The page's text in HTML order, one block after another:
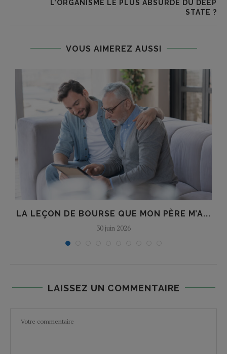
L’ORGANISME LE PLUS ABSURDE DU DEEP
STATE ?
VOUS AIMEREZ AUSSI
LA LEÇON DE BOURSE QUE MON PÈRE M’A...
30 juin 2026
LAISSEZ UN COMMENTAIRE